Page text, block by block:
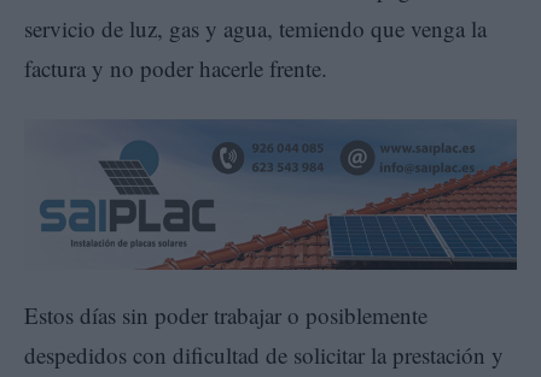
servicio de luz, gas y agua, temiendo que venga la
factura y no poder hacerle frente.
Estos días sin poder trabajar o posiblemente
despedidos con dificultad de solicitar la prestación y